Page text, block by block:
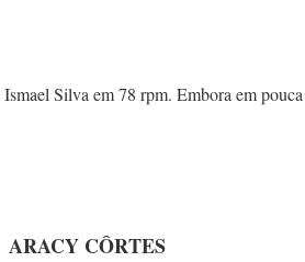
Silva em 78 rpm. Embora em
ARACY CÔRTES